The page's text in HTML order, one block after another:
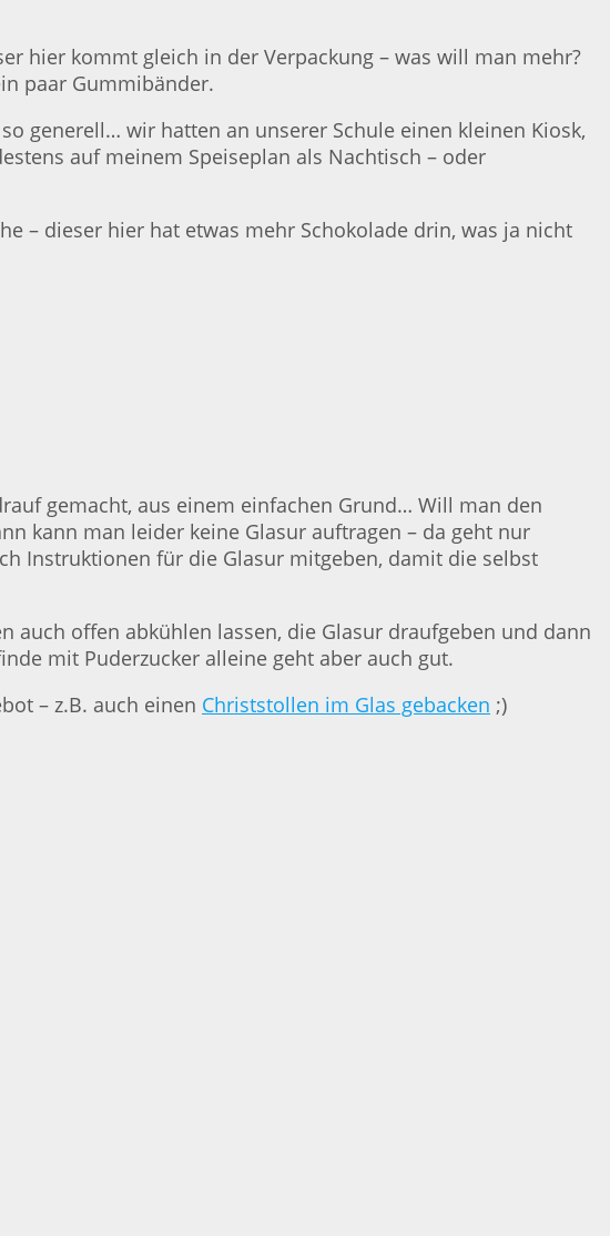
hier kommt gleich in der Verpackung – was will man mehr?
paar Gummibänder.
generell… wir hatten an unserer Schule einen kleinen Kiosk,
auf meinem Speiseplan als Nachtisch – oder
– dieser hier hat etwas mehr Schokolade drin, was ja nicht
gemacht, aus einem einfachen Grund… Will man den
kann man leider keine Glasur auftragen – da geht nur
Instruktionen für die Glasur mitgeben, damit die selbst
auch offen abkühlen lassen, die Glasur draufgeben und dann
mit Puderzucker alleine geht aber auch gut.
– z.B. auch einen Christstollen im Glas gebacken ;)